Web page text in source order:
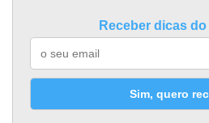
Receber dicas
Sim, quero